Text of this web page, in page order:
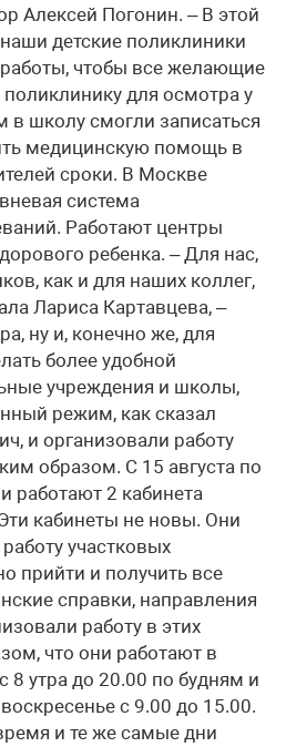
Алексей Погонин. – В этой
детские поликлиники
чтобы все желающие
поликлинику для осмотра у
в школу смогли записаться
медицинскую помощь в
сроки. В Москве
система
Работают центры
ребенка. – Для нас,
как и для наших коллег,
Лариса Картавцева, –
ну и, конечно же, для
более удобной
учреждения и школы,
режим, как сказал
и организовали работу
образом. С 15 августа по
работают 2 кабинета
кабинеты не новы. Они
участковых
прийти и получить все
справки, направления
работу в этих
что они работают в
8 утра до 20.00 по будням и
с 9.00 до 15.00.
и те же самые дни